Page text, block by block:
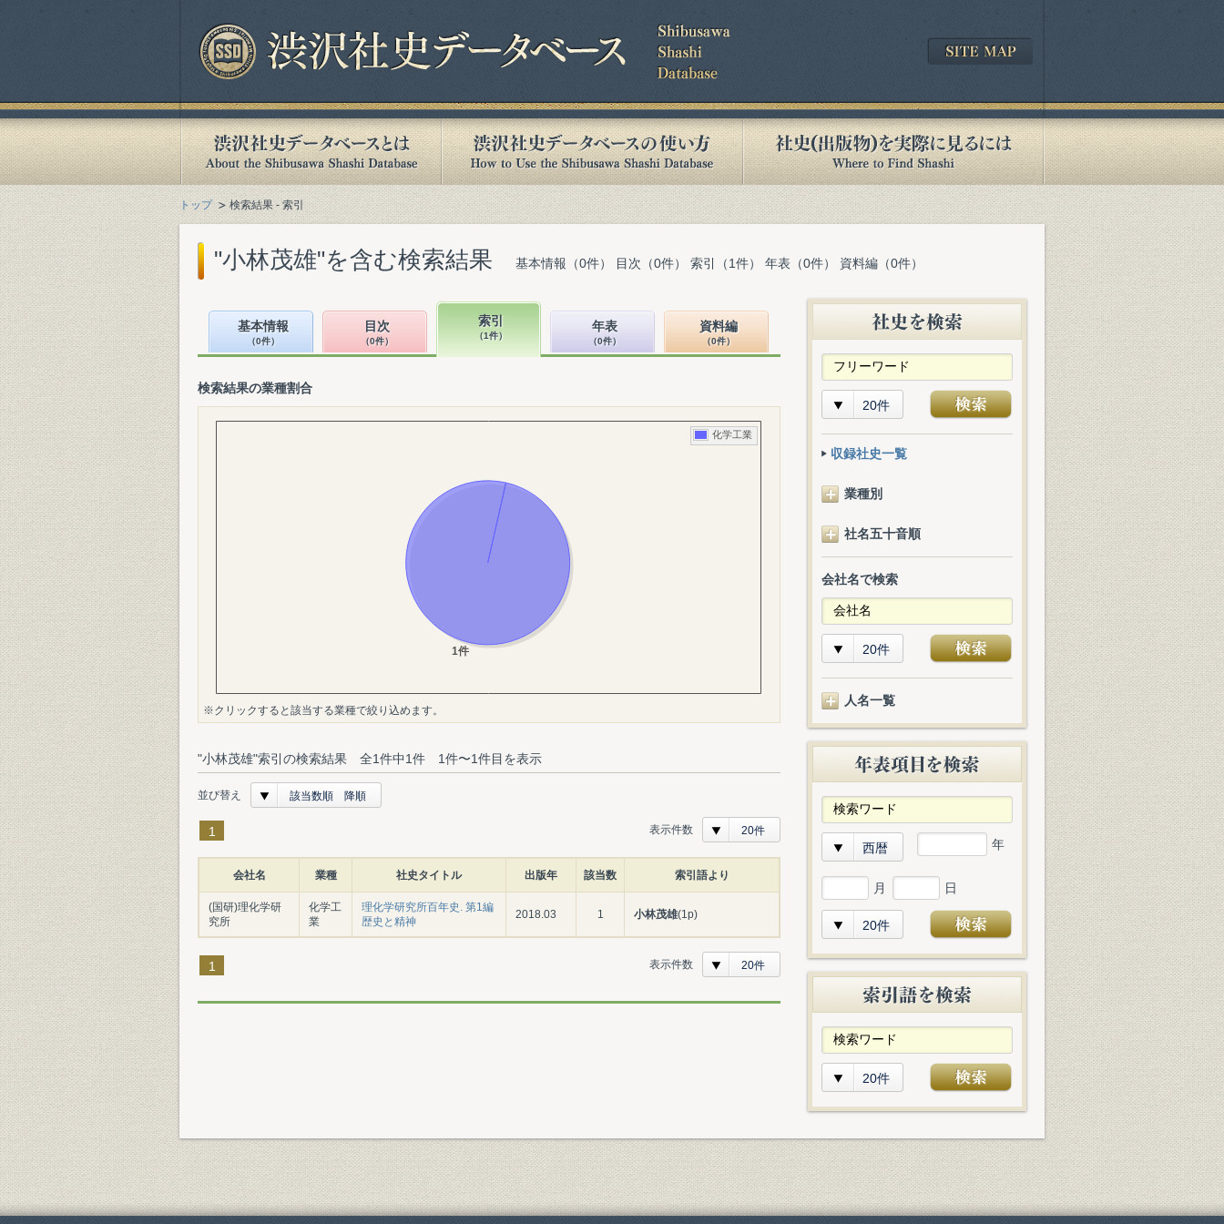
トップ 検索結果 - 索引
"小林茂雄"を含む検索結果 基本情報（0件） 目次（0件） 索引（1件） 年表（0件） 資料編（0件）
基本情報
（0件）
目次
（0件）
索引
（1件）
年表
（0件）
資料編
（0件）
検索結果の業種割合
※クリックすると該当する業種で絞り込めます。
"小林茂雄"索引の検索結果 全1件中1件 1件〜1件目を表示
並び替え 該当数順 降順
1 表示件数 20件
会社名 業種 社史タイトル 出版年 該当数 索引語より
(国研)理化学研
究所
化学工
業
理化学研究所百年史. 第1編
歴史と精神
2018.03 1 小林茂雄(1p)
1 表示件数 20件
20件
収録社史一覧
業種別
社名五十音順
会社名で検索
20件
人名一覧
西暦 年
月 日
20件
20件